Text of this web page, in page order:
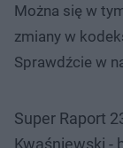
Można się w
zmiany w
Sprawdźcie w
Super Raport
Kwaśniewski -